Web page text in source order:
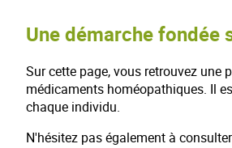
Une démarche fondée
Sur cette page, vous retrouvez
médicaments homéopathiques. Il
chaque individu.
N'hésitez pas également à